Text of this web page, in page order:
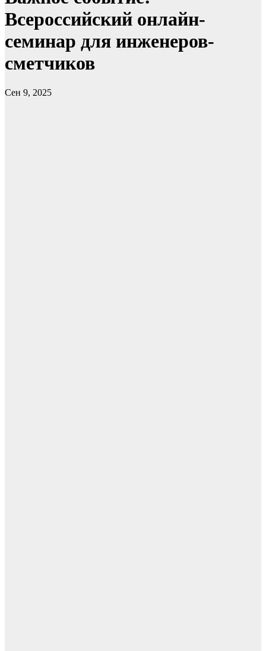
Всероссийский онлайн-
семинар для инженеров-
сметчиков
Сен 9, 2025